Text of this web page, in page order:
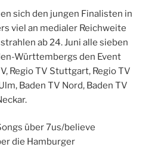
sich den jungen Finalisten in
viel an medialer Reichweite
ab 24. Juni alle sieben
Württembergs den Event
Regio TV Stuttgart, Regio TV
Baden TV Nord, Baden TV
über 7us/believe
die Hamburger